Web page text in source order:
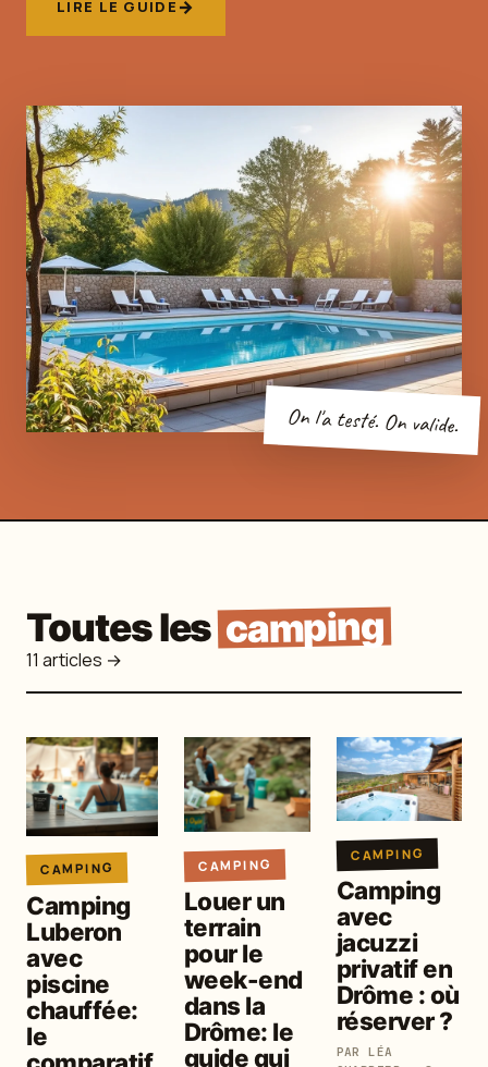
LIRE LE GUIDE
On l'a testé. On valide.
Toutes lescamping
11 articles →
CAMPING
Camping
Luberon
avec
piscine
chauffée:
le
CAMPING
Louer un
terrain
pour le
week-end
dans la
Drôme: le
guide qui
CAMPING
Camping
avec
jacuzzi
privatif en
Drôme : où
réserver ?
PAR LÉA